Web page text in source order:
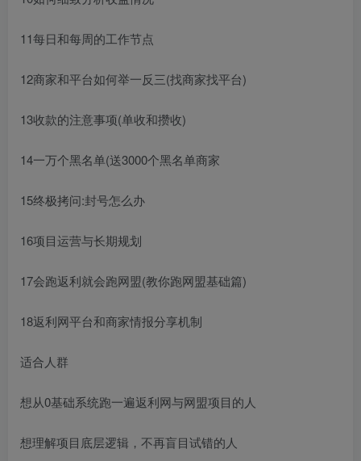
11每日和每周的工作节点
12商家和平台如何举一反三(找商家找平台)
13收款的注意事项(单收和攒收)
14一万个黑名单(送3000个黑名单商家
15终极拷问:封号怎么办
16项目运营与长期规划
17会跑返利就会跑网盟(教你跑网盟基础篇)
18返利网平台和商家情报分享机制
适合人群
想从0基础系统跑一遍返利网与网盟项目的人
想理解项目底层逻辑，不再盲目试错的人